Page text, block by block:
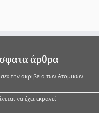
άρθρα
την ακρίβεια των Ατομικών
να έχει εκραγεί